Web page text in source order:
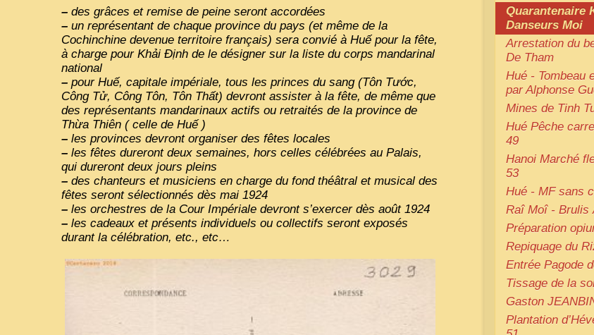
– des grâces et remise de peine seront accordées
– un représentant de chaque province du pays (et même de la
Cochinchine devenue territoire français) sera convié à Huế pour la fête,
à charge pour Khải Định de le désigner sur la liste du corps mandarinal
national
– pour Huế, capitale impériale, tous les princes du sang (Tôn Tước,
Công Tử, Công Tôn, Tôn Thất) devront assister à la fête, de même que
des représentants mandarinaux actifs ou retraités de la province de
Thừa Thiên ( celle de Huế )
– les provinces devront organiser des fêtes locales
– les fêtes dureront deux semaines, hors celles célébrées au Palais,
qui dureront deux jours pleins
– des chanteurs et musiciens en charge du fond théâtral et musical des
fêtes seront sélectionnés dès mai 1924
– les orchestres de la Cour Impériale devront s’exercer dès août 1924
– les cadeaux et présents individuels ou collectifs seront exposés
durant la célébration, etc., etc…
Quarantenaire
Danseurs Moi
Arrestation du
De Tham
Hué - Tombeau
par Alphonse
Mines de Tinh
Hué Pêche
49
Hanoi Marché
53
Hué - MFsans
Raî Moî - Brulis
Préparation
Repiquage du
Entrée Pagode
Tissage de la
Gaston
Plantation